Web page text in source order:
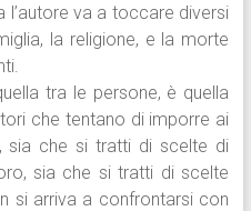
l’autore va a toccare diversi
la religione, e la morte
tra le persone, è quella
che tentano di imporre ai
sia che si tratti di scelte di
sia che si tratti di scelte
si arriva a confrontarsi con